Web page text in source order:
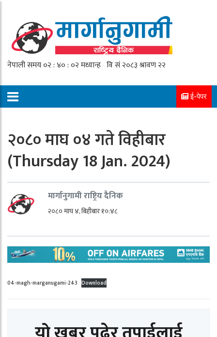
ई-पेपर
२०८० माघ ०४ गते विहीबार
(Thursday 18 Jan. 2024)
मार्गानुगामी राष्ट्रिय दैनिक
२०८० माघ ४, बिहीबार १०:४८
04-magh-marganugami-243 Download